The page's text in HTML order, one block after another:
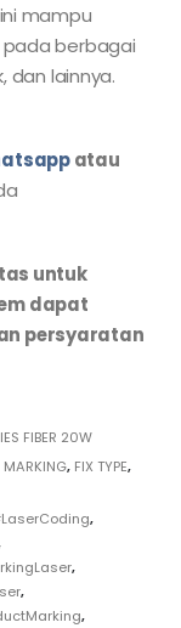
mampu
pada berbagai
dan lainnya.
atau
untuk
dapat
persyaratan
FIBER 20W
MARKING, FIX TYPE,
,
,
,
,